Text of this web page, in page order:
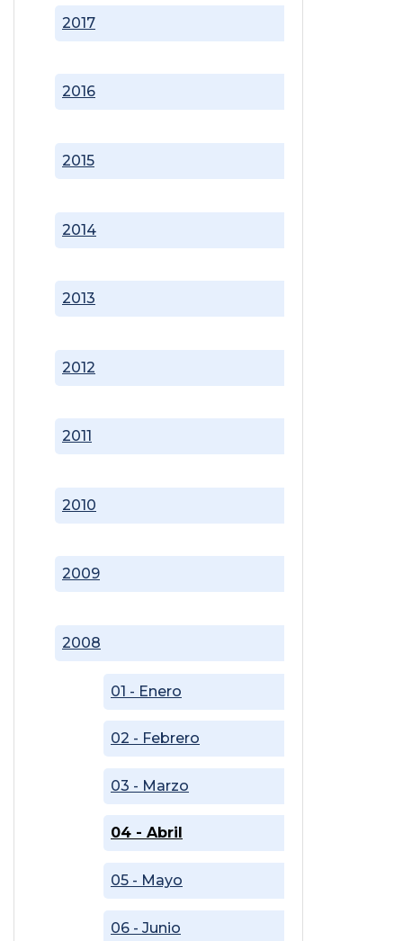
2008
01 - Enero
02 - Febrero
03 - Marzo
04 - Abril
05 - Mayo
06 - Junio
2009
2010
2011
2012
2013
2014
2015
2016
2017